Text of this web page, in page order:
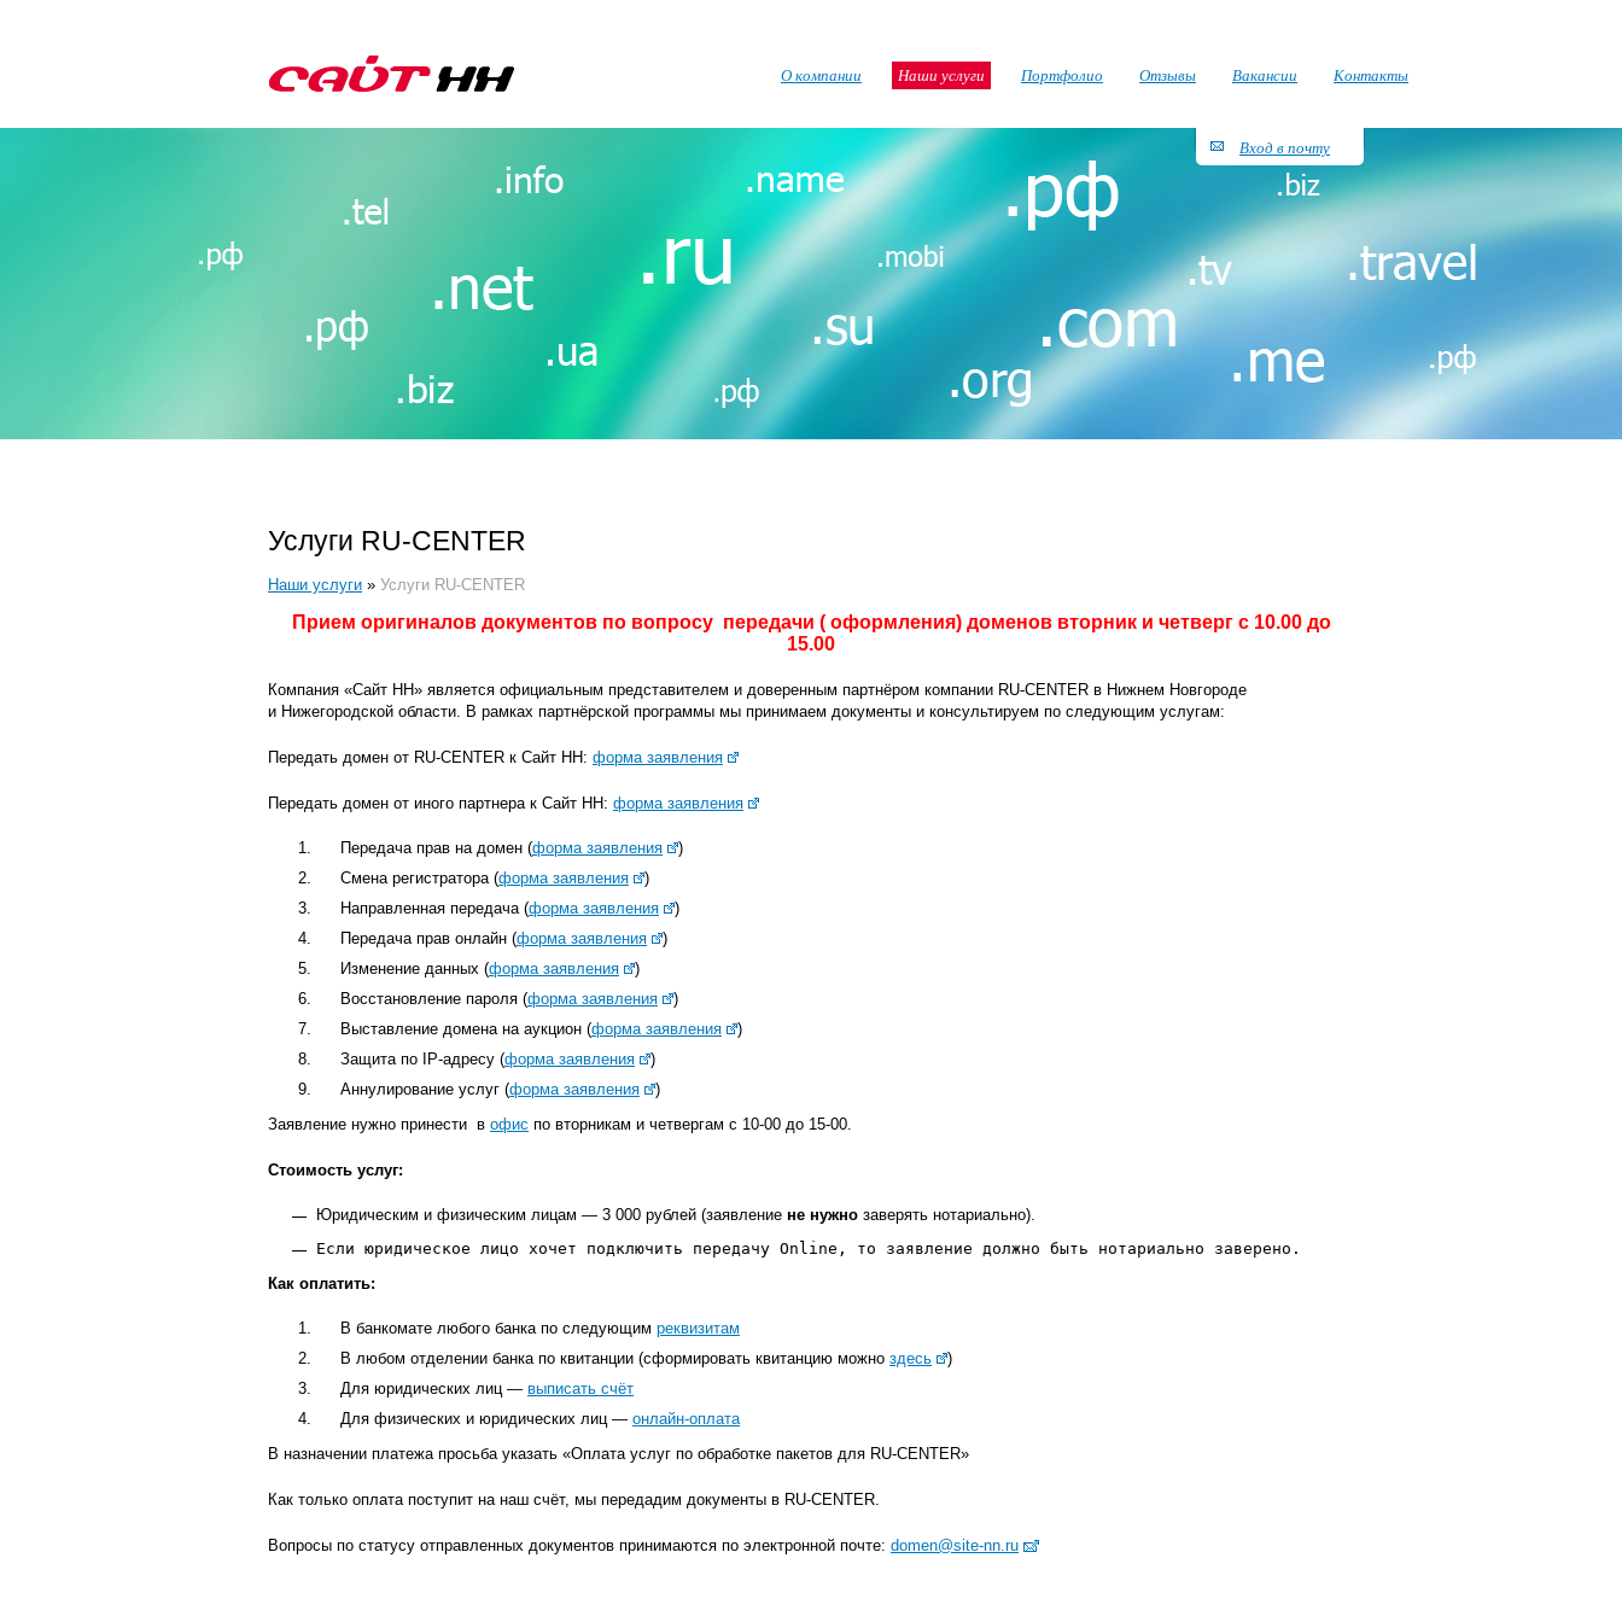
Услуги RU-CENTER
Наши услуги » Услуги RU-CENTER
Прием оригиналов документов по вопросу передачи ( оформления) доменов вторник и четверг с 10.00 до
15.00
Компания «Сайт НН» является официальным представителем и доверенным партнёром компании RU-CENTER в Нижнем Новгороде
и Нижегородской области. В рамках партнёрской программы мы принимаем документы и консультируем по следующим услугам:
Передать домен от RU-CENTER к Сайт НН: форма заявления
Передать домен от иного партнера к Сайт НН: форма заявления
Передача прав на домен (форма заявления
)
Смена регистратора (форма заявления
)
Направленная передача (форма заявления
)
Передача прав онлайн (форма заявления
)
Изменение данных (форма заявления
)
Восстановление пароля (форма заявления
)
Выставление домена на аукцион (форма заявления
)
Защита по IP-адресу (форма заявления
)
Аннулирование услуг (форма заявления
)
Заявление нужно принести в офис по вторникам и четвергам с 10-00 до 15-00.
Стоимость услуг:
Юридическим и физическим лицам — 3 000 рублей (заявление не нужно заверять нотариально).
Если юридическое лицо хочет подключить передачу Online, то заявление должно быть нотариально заверено.
Как оплатить:
В банкомате любого банка по следующим реквизитам
В любом отделении банка по квитанции (сформировать квитанцию можно здесь
)
Для юридических лиц — выписать счёт
Для физических и юридических лиц — онлайн-оплата
В назначении платежа просьба указать «Оплата услуг по обработке пакетов для RU-CENTER»
Как только оплата поступит на наш счёт, мы передадим документы в RU-CENTER.
Вопросы по статусу отправленных документов принимаются по электронной почте: domen@site-nn.ru
О компании Наши услуги Портфолио Отзывы Вакансии Контакты
Вход в почту